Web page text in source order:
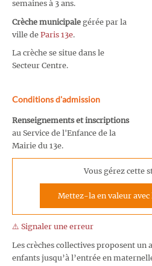
semaines à 3 ans.
Crèche municipale gérée par la
ville de Paris 13e.
La crèche se situe dans le
Secteur Centre.
Conditions d'admission
Renseignements et inscriptions
au Service de l'Enfance de la
Mairie du 13e.
Vous gérez cette
Mettez-la en valeur
⚠️ Signaler une erreur
Les crèches collectives proposent un
enfants jusqu’à l’entrée en